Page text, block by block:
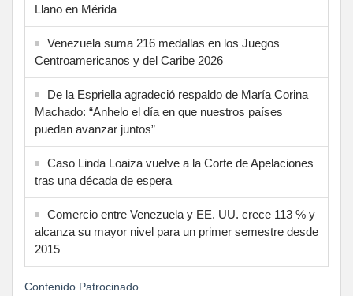
Llano en Mérida
Venezuela suma 216 medallas en los Juegos
Centroamericanos y del Caribe 2026
De la Espriella agradeció respaldo de María Corina
Machado: “Anhelo el día en que nuestros países
puedan avanzar juntos”
Caso Linda Loaiza vuelve a la Corte de Apelaciones
tras una década de espera
Comercio entre Venezuela y EE. UU. crece 113 % y
alcanza su mayor nivel para un primer semestre desde
2015
Contenido Patrocinado